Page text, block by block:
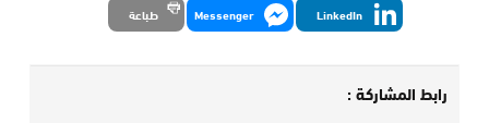
LinkedIn
Messenger طباعة
رابط المشاركة :